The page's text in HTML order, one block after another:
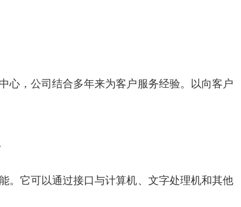
心，公司结合多年来为客户服务经验。以向客户
。它可以通过接口与计算机、文字处理机和其他